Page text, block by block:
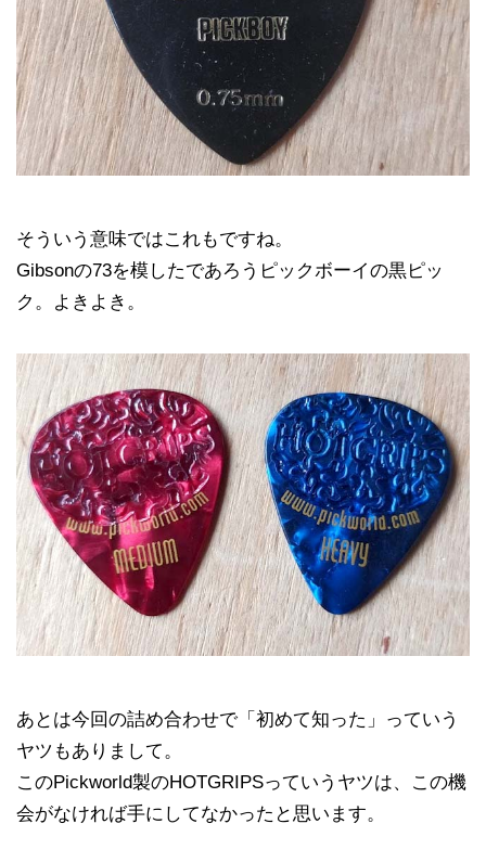
そういう意味ではこれもですね。
Gibsonの73を模したであろうピックボーイの黒ピッ
ク。よきよき。
あとは今回の詰め合わせで「初めて知った」っていう
ヤツもありまして。
このPickworld製のHOTGRIPSっていうヤツは、この機
会がなければ手にしてなかったと思います。